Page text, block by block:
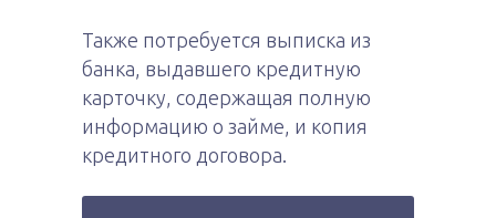
Также потребуется выписка из
банка, выдавшего кредитную
карточку, содержащая полную
информацию о займе, и копия
кредитного договора.